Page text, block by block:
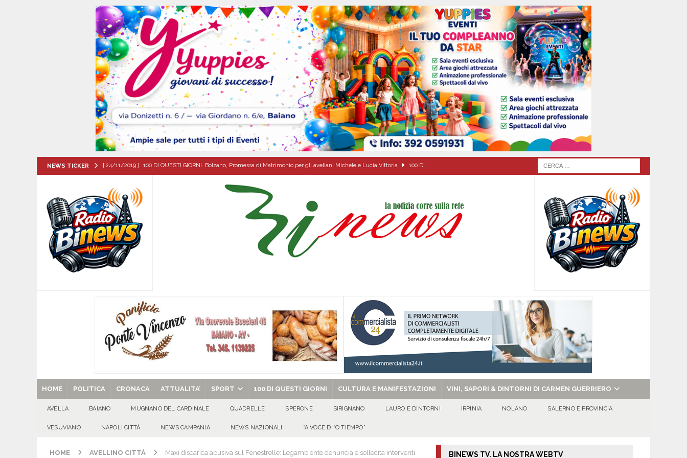
NEWS TICKER [ 24/11/2019 ] 100 DI QUESTI GIORNI. Bolzano, Promessa di Matrimonio per gli avellani Michele e Lucia Vittoria 100 DI
[ 07/08/2026 ] Lauro riaccende la storia: il Castello Lancellotti tornerà ad ardere nella notte del 30 agosto
[ 07/08/2026 ] Portici, trovati senza vita in casa un uomo e una donna: aperta un’indagine ATTUALITA'
[ 07/08/2026 ] Montoro (AV): Ruba circa 130mila di energia elettrica – i Carabinieri denunciano un 65enne EVIDENZA
[ 07/08/2026 ] Lioni, si presenta il libro “Tu sei per me lo specchio e il porto” D’Amelio: “Gettiamo un seme d’impegno futuro
per tante e tanti”
CULTURA E MANIFESTAZIONI
[ 29/08/2025 ] SANT’Oggi. Venerdì 29 agosto la chiesa celebra il Martirio di san Giovanni Battista e santa Sabina EVIDENZA
HOME POLITICA CRONACA ATTUALITA’ SPORT 100 DI QUESTI GIORNI CULTURA E MANIFESTAZIONI VINI, SAPORI & DINTORNI DI CARMEN GUERRIERO
AVELLA BAIANO MUGNANO DEL CARDINALE QUADRELLE SPERONE SIRIGNANO LAURO E DINTORNI IRPINIA NOLANO SALERNO E PROVINCIA
VESUVIANO NAPOLI CITTÀ NEWS CAMPANIA NEWS NAZIONALI “A VOCE D’ ‘O TIEMPO”
HOME AVELLINO CITTÀ Maxi discarica abusiva sul Fenestrelle: Legambiente denuncia e sollecita interventi BINEWS TV. LA NOSTRA WEBTV